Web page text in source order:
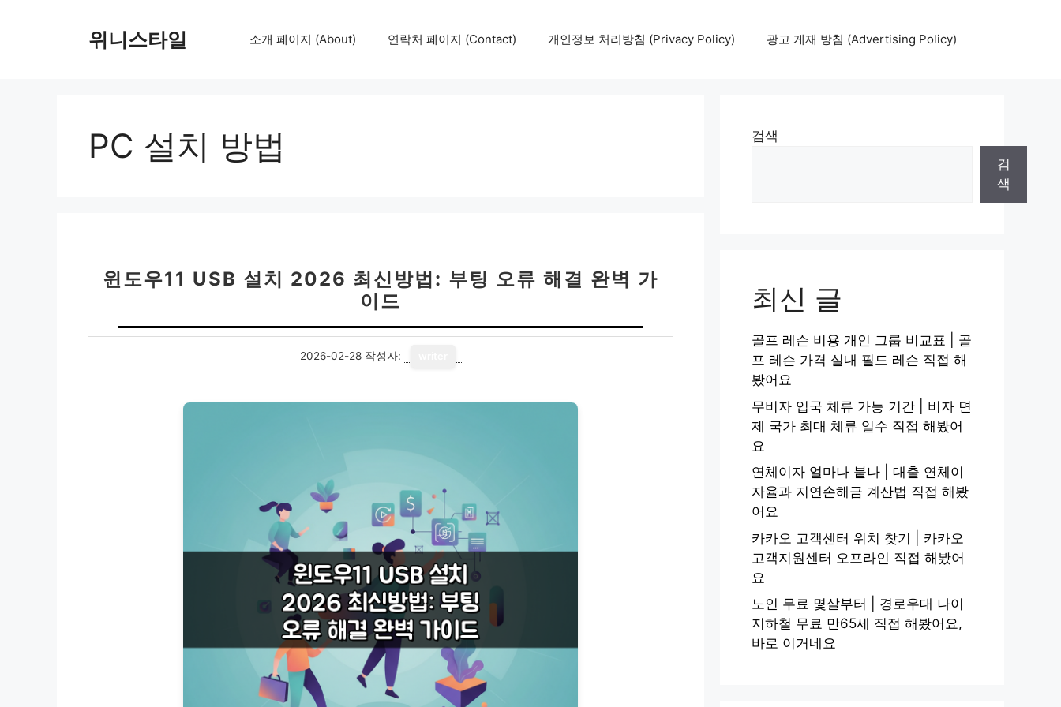
위니스타일 소개 페이지 (About) 연락처 페이지 (Contact) 개인정보 처리방침 (Privacy Policy) 광고 게재 방침 (Advertising Policy)
PC 설치 방법
윈도우11 USB 설치 2026 최신방법: 부팅 오류 해결 완벽 가
이드
2026-02-28 작성자:
검색
검
색
최신 글
골프 레슨 비용 개인 그룹 비교표 | 골
프 레슨 가격 실내 필드 레슨 직접 해
봤어요
무비자 입국 체류 가능 기간 | 비자 면
제 국가 최대 체류 일수 직접 해봤어
요
연체이자 얼마나 붙나 | 대출 연체이
자율과 지연손해금 계산법 직접 해봤
어요
카카오 고객센터 위치 찾기 | 카카오
고객지원센터 오프라인 직접 해봤어
요
노인 무료 몇살부터 | 경로우대 나이
지하철 무료 만65세 직접 해봤어요,
바로 이거네요